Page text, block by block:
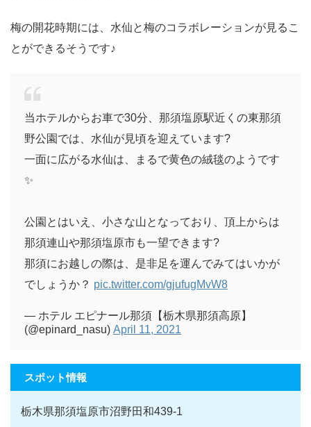
梅の開花時期には、水仙と梅のコラボレーションが見るこ
とができるそうです♪
当ホテルからお車で30分、那須塩原駅近くの東那須
野公園では、水仙が見頃を迎えています?
一面に広がる水仙は、まるで黄色の絨毯のようです
✨
公園とはいえ、小さな山となっており、頂上からは
那須連山や那須塩原市も一望できます?
那須にお越しの際は、是非足を運んでみてはいかが
でしょうか？ pic.twitter.com/gjufugMvW8
— ホテル エピナール那須【栃木県那須高原】
(@epinard_nasu) April 11, 2021
スポット情報
栃木県那須塩原市沼野田和439-1